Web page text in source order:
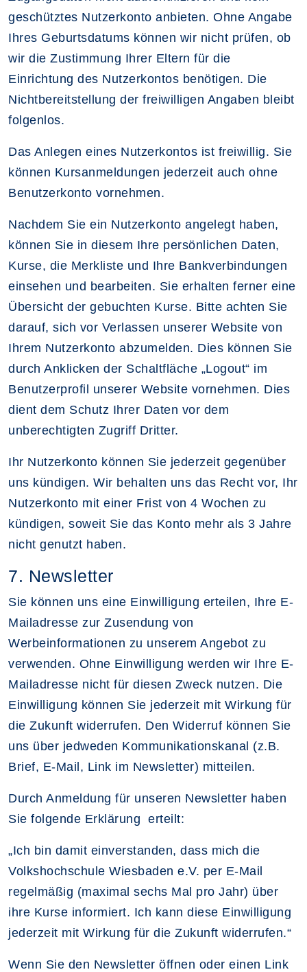
geschütztes Nutzerkonto anbieten. Ohne Angabe
Ihres Geburtsdatums können wir nicht prüfen, ob
wir die Zustimmung Ihrer Eltern für die
Einrichtung des Nutzerkontos benötigen. Die
Nichtbereitstellung der freiwilligen Angaben bleibt
folgenlos.
Das Anlegen eines Nutzerkontos ist freiwillig. Sie
können Kursanmeldungen jederzeit auch ohne
Benutzerkonto vornehmen.
Nachdem Sie ein Nutzerkonto angelegt haben,
können Sie in diesem Ihre persönlichen Daten,
Kurse, die Merkliste und Ihre Bankverbindungen
einsehen und bearbeiten. Sie erhalten ferner eine
Übersicht der gebuchten Kurse. Bitte achten Sie
darauf, sich vor Verlassen unserer Website von
Ihrem Nutzerkonto abzumelden. Dies können Sie
durch Anklicken der Schaltfläche „Logout“ im
Benutzerprofil unserer Website vornehmen. Dies
dient dem Schutz Ihrer Daten vor dem
unberechtigten Zugriff Dritter.
Ihr Nutzerkonto können Sie jederzeit gegenüber
uns kündigen. Wir behalten uns das Recht vor, Ihr
Nutzerkonto mit einer Frist von 4 Wochen zu
kündigen, soweit Sie das Konto mehr als 3 Jahre
nicht genutzt haben.
7. Newsletter
Sie können uns eine Einwilligung erteilen, Ihre E-
Mailadresse zur Zusendung von
Werbeinformationen zu unserem Angebot zu
verwenden. Ohne Einwilligung werden wir Ihre E-
Mailadresse nicht für diesen Zweck nutzen. Die
Einwilligung können Sie jederzeit mit Wirkung für
die Zukunft widerrufen. Den Widerruf können Sie
uns über jedweden Kommunikationskanal (z.B.
Brief, E-Mail, Link im Newsletter) mitteilen.
Durch Anmeldung für unseren Newsletter haben
Sie folgende Erklärung erteilt:
„Ich bin damit einverstanden, dass mich die
Volkshochschule Wiesbaden e.V. per E-Mail
regelmäßig (maximal sechs Mal pro Jahr) über
ihre Kurse informiert. Ich kann diese Einwilligung
jederzeit mit Wirkung für die Zukunft widerrufen.“
Wenn Sie den Newsletter öffnen oder einen Link